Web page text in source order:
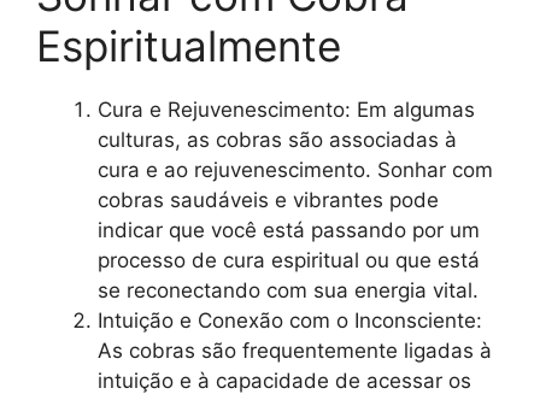
Espiritualmente
Cura e Rejuvenescimento: Em algumas
culturas, as cobras são associadas à
cura e ao rejuvenescimento. Sonhar com
cobras saudáveis e vibrantes pode
indicar que você está passando por um
processo de cura espiritual ou que está
se reconectando com sua energia vital.
Intuição e Conexão com o Inconsciente:
As cobras são frequentemente ligadas à
intuição e à capacidade de acessar os